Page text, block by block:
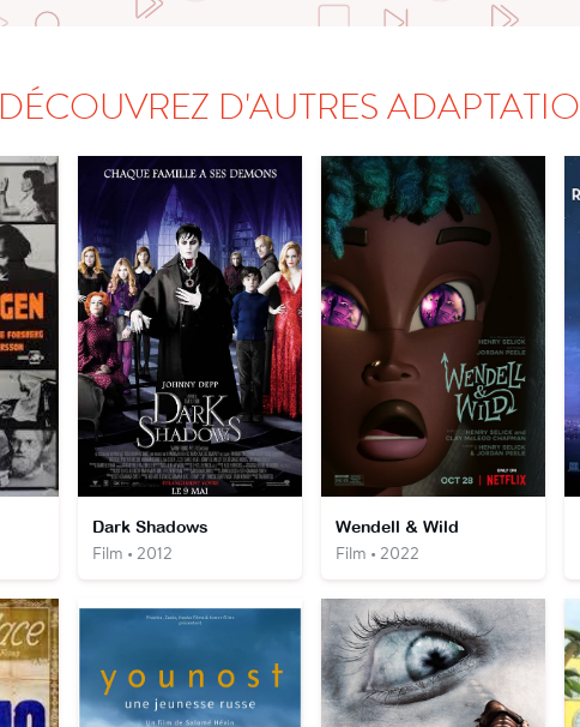
DÉCOUVREZ D'AUTRES
Dark Shadows
Film • 2012
Wendell & Wild
Film • 2022